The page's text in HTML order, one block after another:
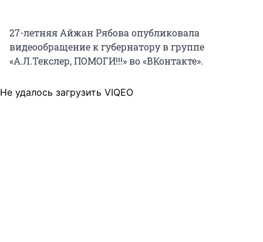
27-летняя Айжан Рябова опубликовала
видеообращение к губернатору в группе
«А.Л.Текслер, ПОМОГИ!!!» во «ВКонтакте».
Не удалось загрузить VIQEO